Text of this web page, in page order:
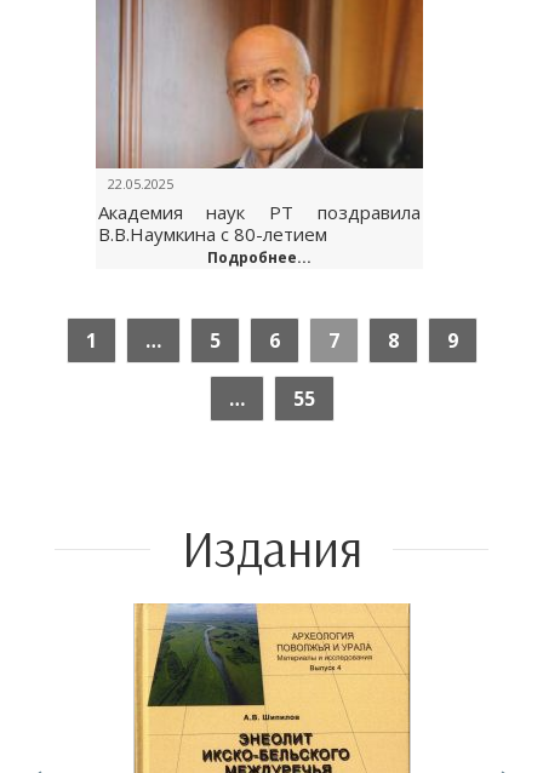
22.05.2025
Академия наук РТ поздравила
В.В.Наумкина с 80-летием
Подробнее...
1 … 5 6 7 8 9
… 55
Издания